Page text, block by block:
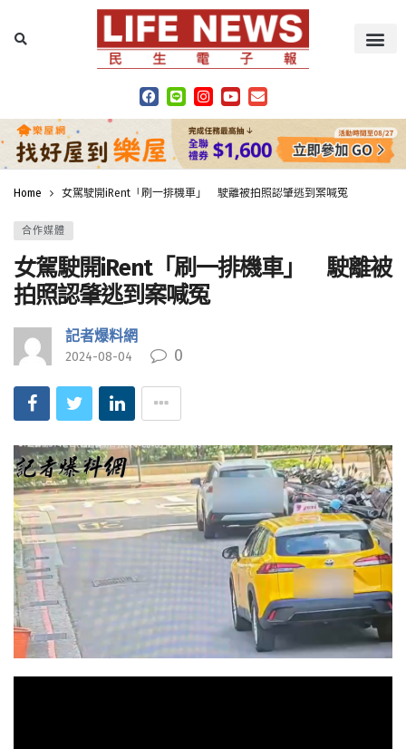
Home 女駕駛開iRent「刷一排機車」 駛離被拍照認肇逃到案喊冤
合作媒體
女駕駛開iRent「刷一排機車」 駛離被
拍照認肇逃到案喊冤
記者爆料網
2024-08-04 0